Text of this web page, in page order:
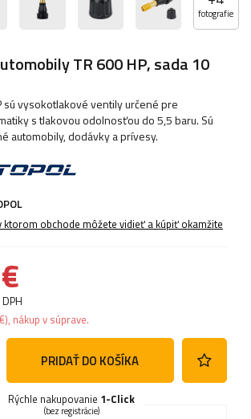
fotografie
TR 600 HP, sada 10
sú vysokotlakové ventily určené pre
s tlakovou odolnosťou do 5,5 baru. Sú
automobily, dodávky a prívesy.
ktorom obchode môžete vidieť a kúpiť okamžite
€), nákup v súprave.
PRIDAŤ DO KOŠÍKA
Rýchle nakupovanie 1-Click
(bez registrácie)